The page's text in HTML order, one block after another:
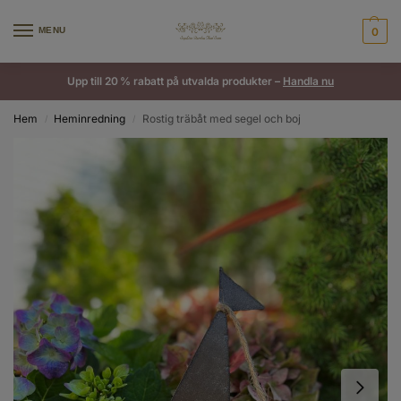
MENU 0
Upp till 20 % rabatt på utvalda produkter – Handla nu
Hem Heminredning Rostig träbåt med segel och boj